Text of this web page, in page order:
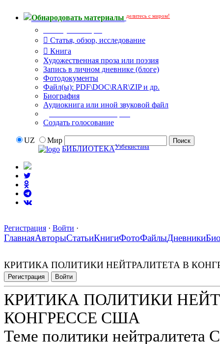
Обнародовать материалы делитесь с миром!
Статья, обзор, исследование
Книга
Художественная проза или поэзия
Запись в личном дневнике (блоге)
Фотодокументы
Файл(ы): PDF\DOC\RAR\ZIP и др.
Биография
Аудиокнига или иной звуковой файл
Создать голосование
UZ
Мир
БИБЛИОТЕКАУзбекистана
Регистрация · Войти ·
ГлавнаяАвторыСтатьиКнигиФотоФайлыДневники
КРИТИКА ПОЛИТИКИ НЕЙТРАЛИТЕТА В
Регистрация Войти
КРИТИКА ПОЛИТИКИ
КОНГРЕССЕ США
Теме политики нейтралитета